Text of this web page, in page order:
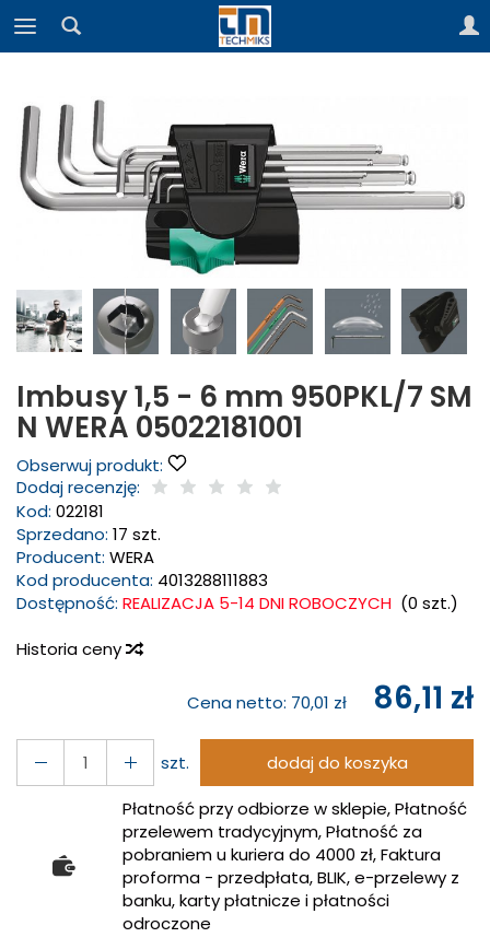
Imbusy 1,5 - 6 mm 950PKL/7 SM
N WERA 05022181001
Obserwuj produkt:
Dodaj recenzję:
Kod: 022181
Sprzedano: 17 szt.
Producent: WERA
Kod producenta: 4013288111883
Dostępność: REALIZACJA 5-14 DNI ROBOCZYCH (0 szt.)
Historia ceny
Cena netto: 70,01 zł 86,11 zł
szt.
dodaj do koszyka
Płatność przy odbiorze w sklepie, Płatność
przelewem tradycyjnym, Płatność za
pobraniem u kuriera do 4000 zł, Faktura
proforma - przedpłata, BLIK, e-przelewy z
banku, karty płatnicze i płatności
odroczone